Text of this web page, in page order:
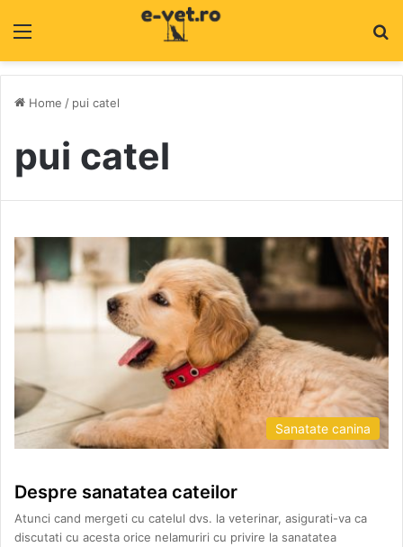
Home / pui catel
pui catel
Sanatate canina
Despre sanatatea cateilor
Atunci cand mergeti cu catelul dvs. la veterinar, asigurati-va ca
discutati cu acesta orice nelamuriri cu privire la sanatatea